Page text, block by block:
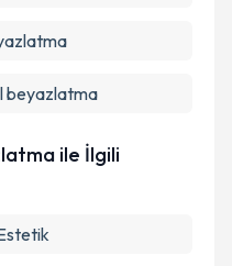
beyazlatma
ile İlgili